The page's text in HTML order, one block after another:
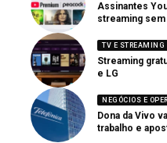
Assinantes
streaming sem
TV E STREAMING
Streaming
e LG
NEGÓCIOS E
Dona da Vivo
trabalho e